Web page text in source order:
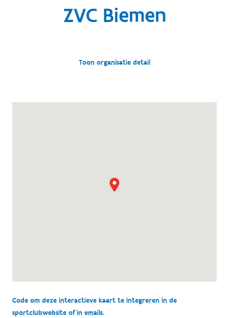
ZVC Biemen
Toon organisatie detail
Code om deze interactieve kaart te integreren in de
sportclubwebsite of in emails.